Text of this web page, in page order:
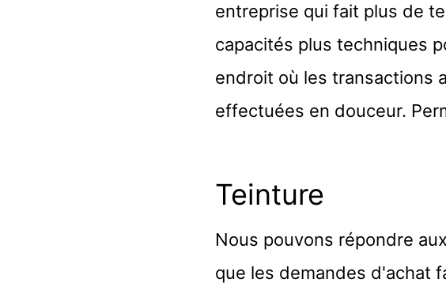
entreprise qui fait plus de
capacités plus techniques
endroit où les transactions
effectuées en douceur.
Teinture
Nous pouvons répondre
que les demandes d'achat